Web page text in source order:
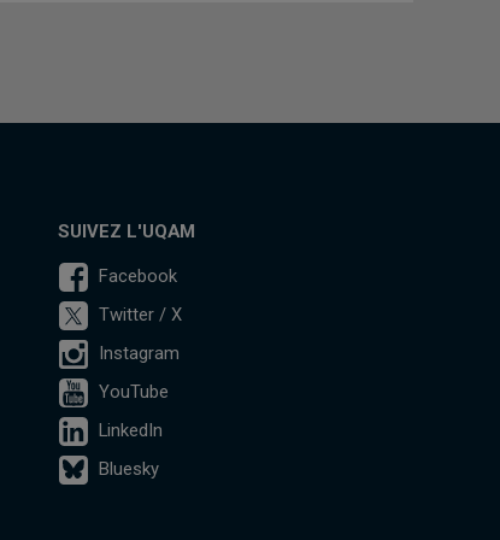
SUIVEZ L'UQAM
Facebook
Twitter / X
Instagram
YouTube
LinkedIn
Bluesky